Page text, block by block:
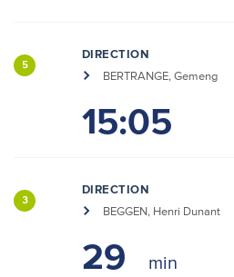
5
DIRECTION
BERTRANGE, Gemeng
15:05
3
DIRECTION
BEGGEN, Henri Dunant
29